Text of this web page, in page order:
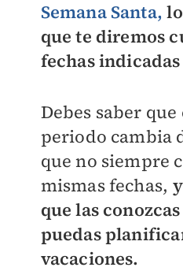
Semana Santa,
que te diremos
fechas
Debes saber que
periodo cambia
que no siempre
mismas fechas,
que las
puedas
vacaciones.